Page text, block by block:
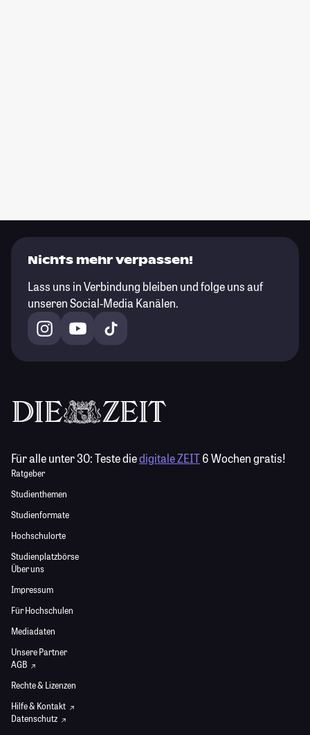
Nichts mehr verpassen!
Lass uns in Verbindung bleiben und folge uns auf
unseren Social-Media Kanälen.
Für alle unter 30:Teste diedigitale ZEIT6 Wochen gratis!
Ratgeber
Studienthemen
Studienformate
Hochschulorte
Studienplatzbörse
Über uns
Impressum
Für Hochschulen
Mediadaten
Unsere Partner
AGB
Rechte & Lizenzen
Hilfe & Kontakt
Datenschutz